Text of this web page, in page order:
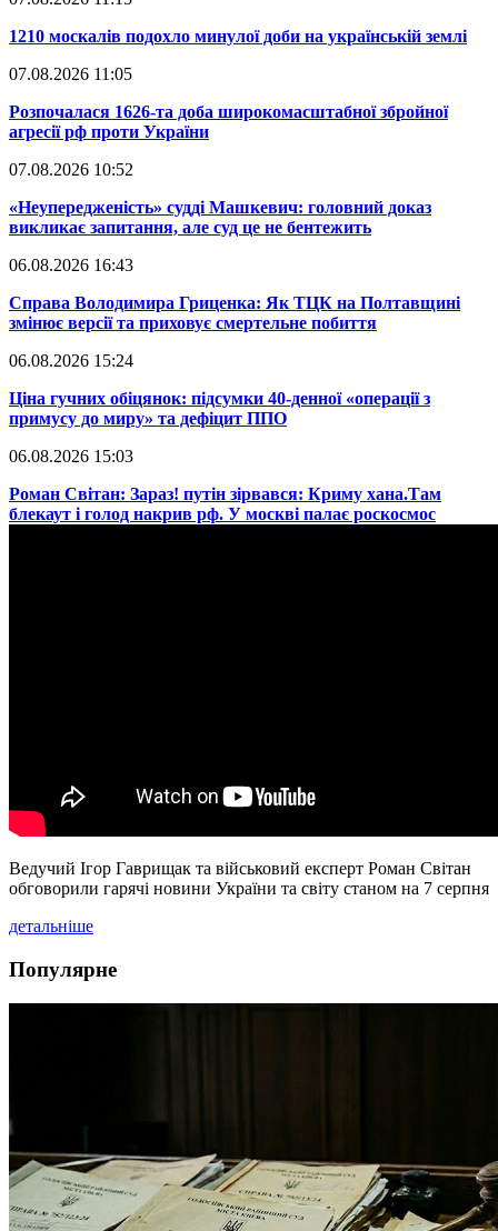
​1210 москалів подохло минулої доби на українській землі
07.08.2026 11:05
​Розпочалася 1626-та доба широкомасштабної збройної
агресії рф проти України
07.08.2026 10:52
​«Неупередженість» судді Машкевич: головний доказ
викликає запитання, але суд це не бентежить
06.08.2026 16:43
​Справа Володимира Гриценка: Як ТЦК на Полтавщині
змінює версії та приховує смертельне побиття
06.08.2026 15:24
​Ціна гучних обіцянок: підсумки 40-денної «операції з
примусу до миру» та дефіцит ППО
06.08.2026 15:03
​Роман Світан: Зараз! путін зірвався: Криму хана.Там
блекаут і голод накрив рф. У москві палає роскосмос
Ведучий Ігор Гаврищак та військовий експерт Роман Світан
обговорили гарячі новини України та світу станом на 7 серпня
детальніше
Популярне